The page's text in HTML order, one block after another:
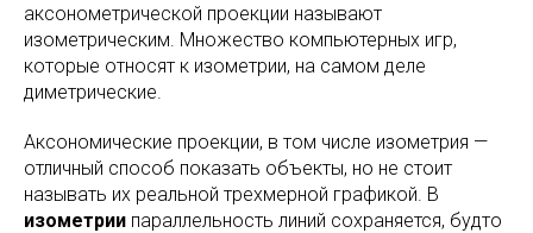
аксонометрической проекции называют
изометрическим. Множество компьютерных игр,
которые относят к изометрии, на самом деле
диметрические.
Аксономические проекции, в том числе изометрия —
отличный способ показать объекты, но не стоит
называть их реальной трехмерной графикой. В
изометрии параллельность линий сохраняется, будто